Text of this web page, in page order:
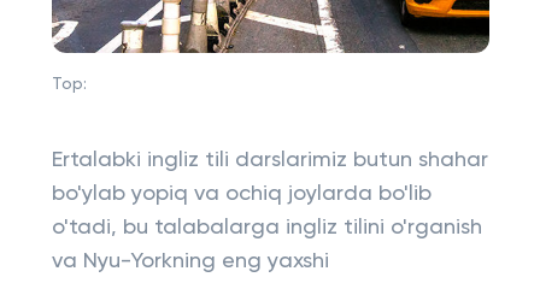
Top:
Ertalabki ingliz tili darslarimiz butun shahar
bo'ylab yopiq va ochiq joylarda bo'lib
o'tadi, bu talabalarga ingliz tilini o'rganish
va Nyu-Yorkning eng yaxshi